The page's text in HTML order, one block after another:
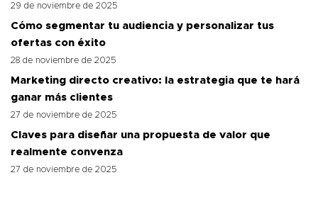
29 de noviembre de 2025
Cómo segmentar tu audiencia y personalizar tus
ofertas con éxito
28 de noviembre de 2025
Marketing directo creativo: la estrategia que te hará
ganar más clientes
27 de noviembre de 2025
Claves para diseñar una propuesta de valor que
realmente convenza
27 de noviembre de 2025